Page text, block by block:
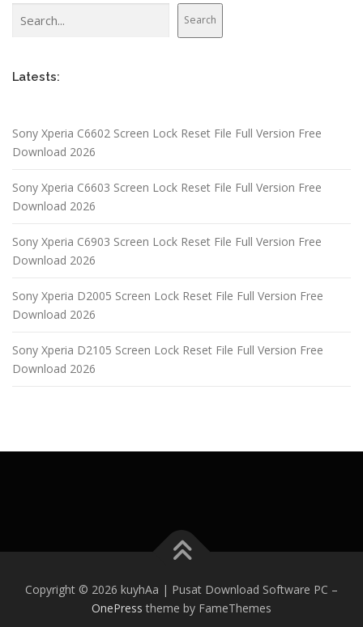
Search
Latests:
Sony Xperia C6602 Screen Lock Reset File Full Version Free
Download 2026
Sony Xperia C6603 Screen Lock Reset File Full Version Free
Download 2026
Sony Xperia C6903 Screen Lock Reset File Full Version Free
Download 2026
Sony Xperia D2005 Screen Lock Reset File Full Version Free
Download 2026
Sony Xperia D2105 Screen Lock Reset File Full Version Free
Download 2026
Copyright © 2026 kuyhAa | Pusat Download Software PC –
OnePress theme by FameThemes